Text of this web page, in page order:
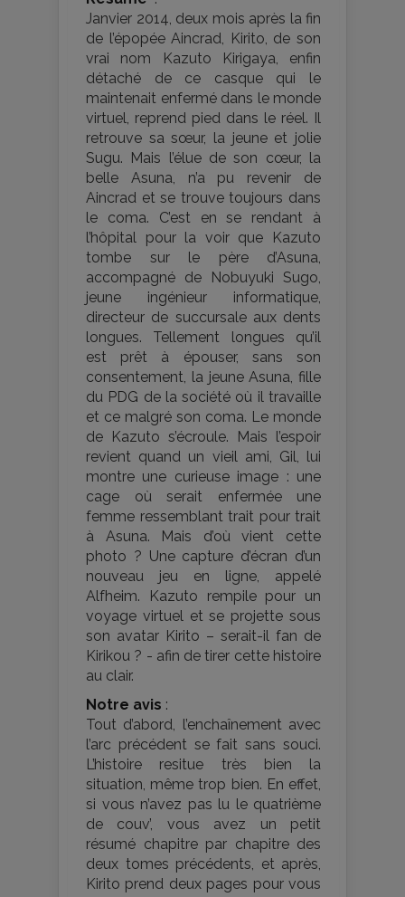
Janvier 2014, deux mois après la fin
de l’épopée Aincrad, Kirito, de son
vrai nom Kazuto Kirigaya, enfin
détaché de ce casque qui le
maintenait enfermé dans le monde
virtuel, reprend pied dans le réel. Il
retrouve sa sœur, la jeune et jolie
Sugu. Mais l’élue de son cœur, la
belle Asuna, n’a pu revenir de
Aincrad et se trouve toujours dans
le coma. C’est en se rendant à
l’hôpital pour la voir que Kazuto
tombe sur le père d’Asuna,
accompagné de Nobuyuki Sugo,
jeune ingénieur informatique,
directeur de succursale aux dents
longues. Tellement longues qu’il
est prêt à épouser, sans son
consentement, la jeune Asuna, fille
du PDG de la société où il travaille
et ce malgré son coma. Le monde
de Kazuto s’écroule. Mais l’espoir
revient quand un vieil ami, Gil, lui
montre une curieuse image : une
cage où serait enfermée une
femme ressemblant trait pour trait
à Asuna. Mais d’où vient cette
photo ? Une capture d’écran d’un
nouveau jeu en ligne, appelé
Alfheim. Kazuto rempile pour un
voyage virtuel et se projette sous
son avatar Kirito – serait-il fan de
Kirikou ? - afin de tirer cette histoire
au clair.
Notre avis :
Tout d’abord, l’enchaînement avec
l’arc précédent se fait sans souci.
L’histoire resitue très bien la
situation, même trop bien. En effet,
si vous n’avez pas lu le quatrième
de couv’, vous avez un petit
résumé chapitre par chapitre des
deux tomes précédents, et après,
Kirito prend deux pages pour vous